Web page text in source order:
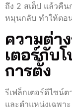
ถึง 2 สเต็ป แล้วคื
หมุนกลับ ทำให้ตอ
ความต่า
เตอร์กับ
การตั้ง
รีเฟล็กเตอร์ดีไซน์
และตำแหน่งเฉพา